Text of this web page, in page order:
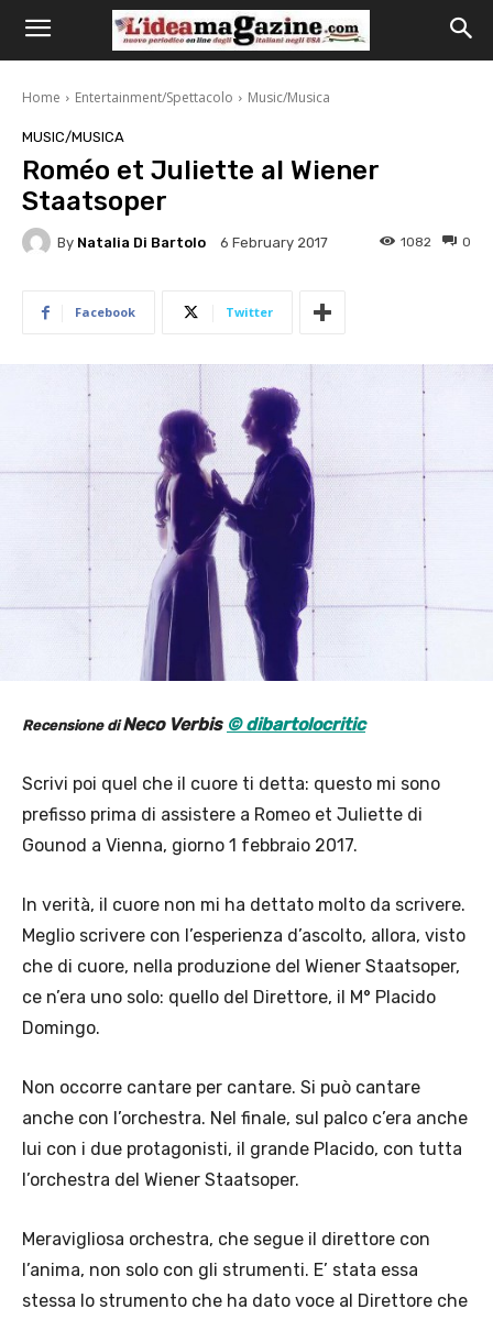
Home Entertainment/Spettacolo Music/Musica
MUSIC/MUSICA
Roméo et Juliette al Wiener
Staatsoper
By Natalia Di Bartolo 6 February 2017 0
1082
Facebook Twitter
Recensione diNeco Verbis © dibartolocritic
Scrivi poi quel che il cuore ti detta: questo mi sono
prefisso prima di assistere a Romeo et Juliette di
Gounod a Vienna, giorno 1 febbraio 2017.
In verità, il cuore non mi ha dettato molto da scrivere.
Meglio scrivere con l’esperienza d’ascolto, allora, visto
che di cuore, nella produzione del Wiener Staatsoper,
ce n’era uno solo: quello del Direttore, il M° Placido
Domingo.
Non occorre cantare per cantare. Si può cantare
anche con l’orchestra. Nel finale, sul palco c’era anche
lui con i due protagonisti, il grande Placido, con tutta
l’orchestra del Wiener Staatsoper.
Meravigliosa orchestra, che segue il direttore con
l’anima, non solo con gli strumenti. E’ stata essa
stessa lo strumento che ha dato voce al Direttore che